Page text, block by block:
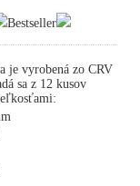
Bestseller
je vyrobená zo CRV
sa z 12 kusov